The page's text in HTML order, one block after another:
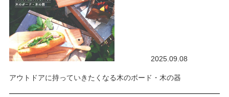
2025.09.08
アウトドアに持っていきたくなる木のボード・木の器